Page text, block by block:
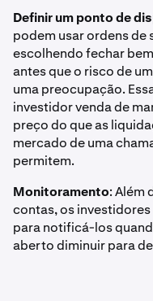
Definir um ponto de
podem usar ordens de
escolhendo fechar
antes que o risco de
uma preocupação.
investidor venda de
preço do que as
mercado de uma
permitem.
Monitoramento: Além
contas, os
para notificá-los
aberto diminuir para